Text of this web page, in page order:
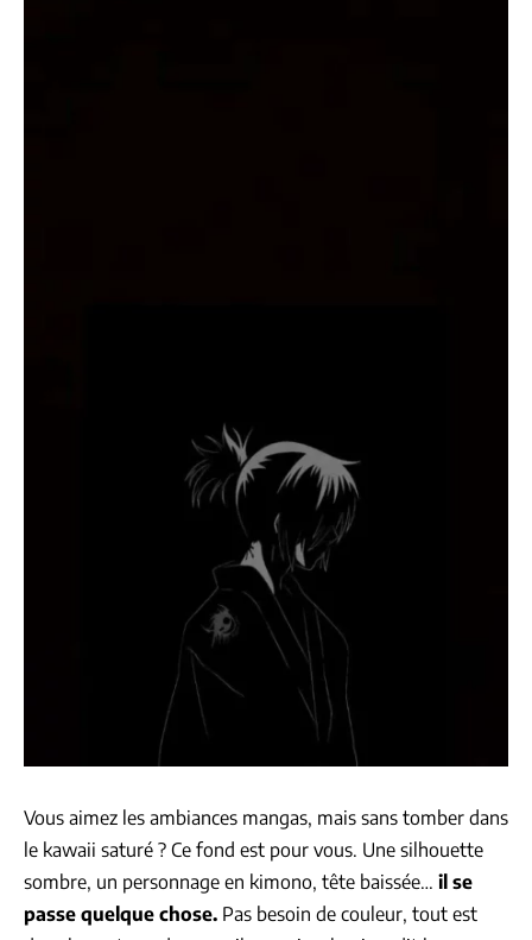
Vous aimez les ambiances mangas, mais sans tomber dans
le kawaii saturé ? Ce fond est pour vous. Une silhouette
sombre, un personnage en kimono, tête baissée… il se
passe quelque chose. Pas besoin de couleur, tout est